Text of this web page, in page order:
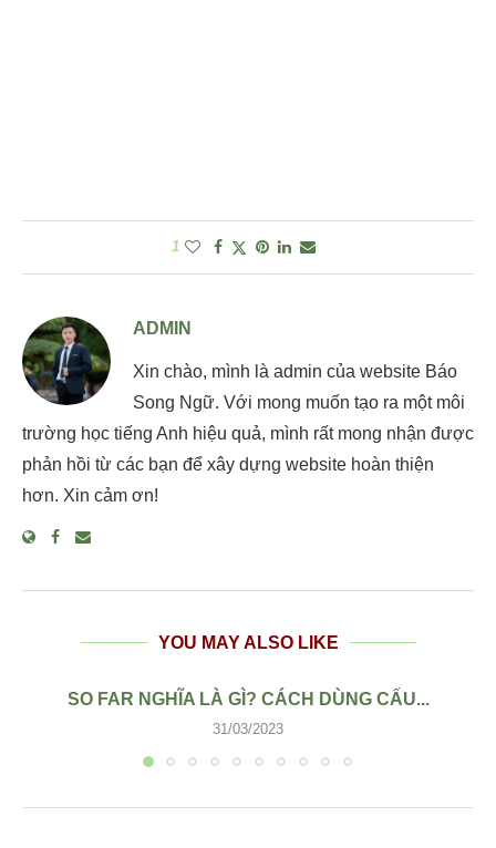
1
ADMIN
Xin chào, mình là admin của website Báo
Song Ngữ. Với mong muốn tạo ra một môi
trường học tiếng Anh hiệu quả, mình rất mong nhận được
phản hồi từ các bạn để xây dựng website hoàn thiện
hơn. Xin cảm ơn!
YOU MAY ALSO LIKE
SO FAR NGHĨA LÀ GÌ? CÁCH DÙNG CẤU...
31/03/2023